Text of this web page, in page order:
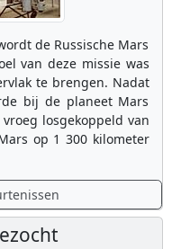
de Russische Mars
van deze missie was
te brengen. Nadat
bij de planeet Mars
losgekoppeld van
op 1 300 kilometer